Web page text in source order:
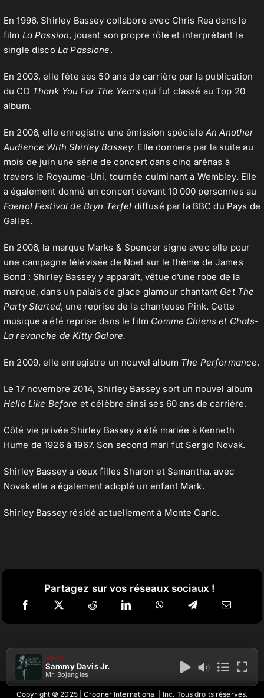
En 1996, Shirley Bassey collabore avec Chris Rea dans le
film La Passion, jouant son propre rôle et interprétant le
single disco La Passione.
En 2003, elle fête ses 50 ans de carrière par la publication
du CD Thank You For The Years qui fut classé au Top 20
album.
En 2006, elle enregistre une émission spécialeAn Another
Audience With Shirley Bassey. Elle donnera par la suite au
mois de juin une série de concert dans cinq arénas à
travers le Royaume-Uni, tournée culminant à Wembley. Elle
a également donné un concert devant 10 000 personnes au
Faenol Festival de Bryn Terfel diffusé par la BBC du Pays de
Galles.
En 2006, la marque Marks & Spencer signe avec elle pour
une campagne télévisée de Noel sur le thème de James
Bond : Shirley Bassey y apparaît, vêtue d’une robe de la
marque, dans un palais de glace glamour chantant Get The
Party Started, une reprise de la chanteuse Pink. Cette
musique a été reprise dans le film Comme Chiens et Chats-
La revanche de Kitty Galore.
En 2009, elle enregistre un nouvel album The Performance.
Le 17 novembre 2014, Shirley Bassey sort un nouvel album
Hello Like Before et célèbre ainsi ses 60 ans de carrière.
Côté vie privée Shirley Bassey a été mariée à Kenneth
Hume de 1926 à 1967. Son second mari fut Sergio Novak.
Shirley Bassey a deux filles Sharon et Samantha, avec
Novak elle a également adopté un enfant Mark.
Shirley Bassey résidé actuellement à Monte Carlo.
Partagez sur vos réseaux sociaux !
Copyright © 2025 | Crooner International | Inc. Tous droits réservés.
ON AIR
Sammy Davis Jr.
Mr. Bojangles